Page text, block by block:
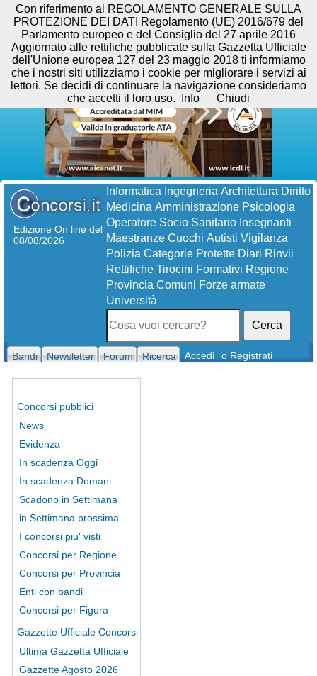
Edizione On line del
08/08/2026
Informatica Ingegneria Architettura Diritto
Medicina Amministrazione Psicologia
Operatore Socio Sanitario Insegnanti
Maestranze Cuochi Autisti Vigilanza
Polizia Categorie Protette Diari Rinvii
Rettifiche Tirocini Formativi Regione
Provincia Comuni Forze armate
Università
Cerca
Bandi Newsletter Forum Ricerca Accedi o Registrati
Concorsi pubblici
News
Evidenza
In scadenza Oggi
In scadenza Domani
Scadono in Settimana
in Settimana prossima
I concorsi piu' visti
Concorsi per Regione
Concorsi per Provincia
Enti con bandi
Concorsi per Figura
Gazzette Ufficiale Concorsi
Ultima Gazzetta Ufficiale
Gazzette Agosto 2026
Con riferimento al REGOLAMENTO GENERALE SULLA
PROTEZIONE DEI DATI Regolamento (UE) 2016/679 del
Parlamento europeo e del Consiglio del 27 aprile 2016
Aggiornato alle rettifiche pubblicate sulla Gazzetta Ufficiale
dell'Unione europea 127 del 23 maggio 2018 ti informiamo
che i nostri siti utilizziamo i cookie per migliorare i servizi ai
lettori. Se decidi di continuare la navigazione consideriamo
che accetti il loro uso.
Info Chiudi